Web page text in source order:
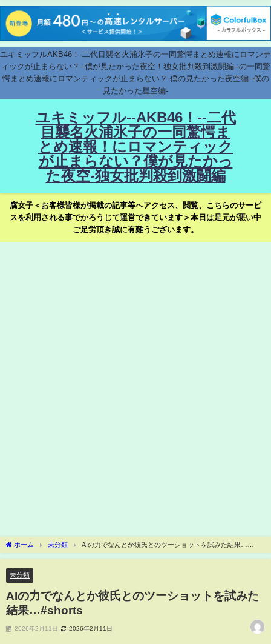
ユキミッフルAKB46！-二代目襲名火浦氷子の一同驚愕まとめ速報にロマンテ
ィックが止まらない？--僕が見たかった夜空！独女批判殺到激闘編--の一同驚
愕まとめ速報にロマンティックが止まらない？-僕の見たかった夜空編--僕の
見たかった星空編-
ユキミッフル--AKB46！--二代
目襲名火浦氷子の一同驚愕ま
とめ速報！にロマンティック
が止まらない？僕が見たかっ
た夜空-独女批判殺到激闘編
腐女子＜お客様皆様が掲載の記事等へアクセス、閲覧、こちらのサービ
スを利用される事でかろうじて運営できています＞本日は足元が悪い中
ご足労頂き誠に有難うございます。
ホーム 未分類
AIの力でなんとか彼氏とのツーショットを試みた結果…
#shorts
未分類
AIの力でなんとか彼氏とのツーショットを試みた
結果…#shorts
2026年2月11日 2026年2月11日